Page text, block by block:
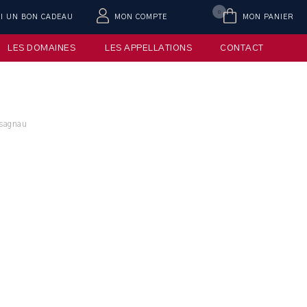
UN BON CADEAU MON COMPTE MON PANIER
0
LES DOMAINES LES APPELLATIONS CONTACT